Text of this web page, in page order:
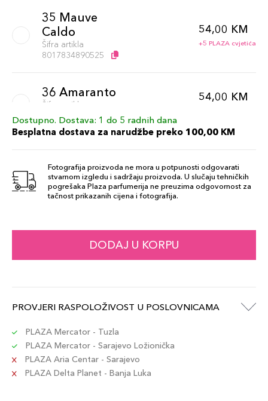
35 Mauve
Caldo
Šifra artikla
8017834890525
54,00 KM
+5 PLAZA cvjetića
36 Amaranto
Šifra artikla
8017834890532
54,00 KM
Corallo
Šifra artikla
8017834890549
54,00 KM
+5 PLAZA cvjetića
38 Rosso
8017834890556
54,00 KM
8017834890570
+5 PLAZA cvjetića
42 Rosa
Šifra artikla
8017834890594
Dostupno. Dostava: 1 do 5 radnih dana
Besplatna dostava za narudžbe preko 100,00 KM
Fotografija proizvoda ne mora u potpunosti odgovarati
stvarnom izgledu i sadržaju proizvoda. U slučaju tehničkih
pogrešaka Plaza parfumerija ne preuzima odgovornost za
tačnost prikazanih cijena i fotografija.
DODAJ U KORPU
PROVJERI RASPOLOŽIVOST U POSLOVNICAMA
PLAZA Mercator - Tuzla
PLAZA Mercator - Sarajevo Ložionička
PLAZA Aria Centar - Sarajevo
PLAZA Delta Planet - Banja Luka